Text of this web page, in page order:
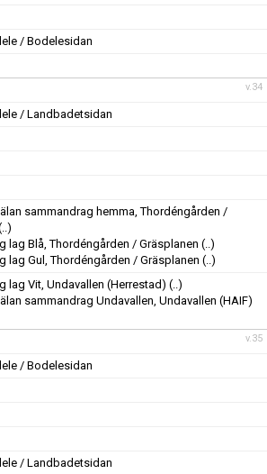
/ Bodelesidan
v.34
/ Landbadetsidan
sammandrag hemma, Thordéngården /
lag Blå, Thordéngården / Gräsplanen (..)
lag Gul, Thordéngården / Gräsplanen (..)
lag Vit, Undavallen (Herrestad) (..)
sammandrag Undavallen, Undavallen (HAIF)
v.35
/ Bodelesidan
/ Landbadetsidan